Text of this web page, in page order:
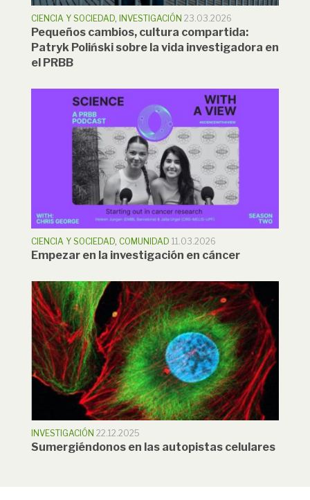
CIENCIA Y SOCIEDAD, INVESTIGACIÓN 23.03.2026
Pequeños cambios, cultura compartida:
Patryk Poliński sobre la vida investigadora en
el PRBB
CIENCIA Y SOCIEDAD, COMUNIDAD 11.03.2026
Empezar en la investigación en cáncer
INVESTIGACIÓN 22.12.2025
Sumergiéndonos en las autopistas celulares